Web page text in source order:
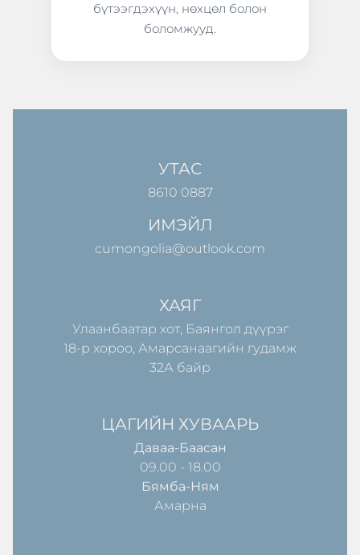
бүтээгдэхүүн, нөхцөл болон
боломжууд.
УТАС
8610 0887
ИМЭЙЛ
cumongolia@outlook.com
ХАЯГ
Улаанбаатар хот, Баянгол дүүрэг
18-р хороо, Амарсанаагийн гудамж
32А байр
ЦАГИЙН ХУВААРЬ
Даваа-Баасан
09.00 - 18.00
Бямба-Ням
Амарна